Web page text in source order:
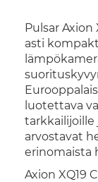
Pulsar Axion
asti
luotettava
tarkkailijoille
arvostavat
erinomaista
Axion XQ19